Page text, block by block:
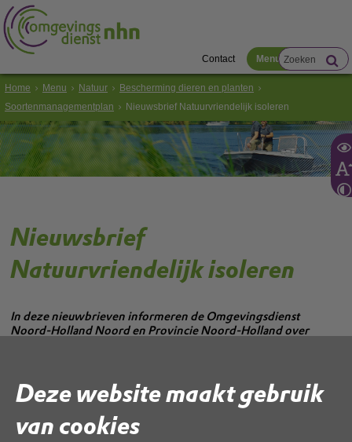
Deze website maakt gebruik
van cookies
Contact Menu
Home Menu Natuur
Bescherming dieren en planten
Soortenmanagementplan
Nieuwsbrief Natuurvriendelijk isoleren
Nieuwsbrief
Natuurvriendelijk isoleren
In deze nieuwbrieven informeren de Omgevingsdienst
Noord-Holland Noord en Provincie Noord-Holland over
Rechts of onderaan (bij de mobiele webversie) deze pagina vindt u de
verschillende nieuwsbrieven.